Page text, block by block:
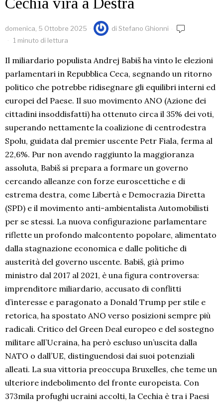
domenica, 5 Ottobre 2025 di Stefano Ghionni
1 minuto di lettura
Il miliardario populista Andrej Babiš ha vinto le elezioni
parlamentari in Repubblica Ceca, segnando un ritorno
politico che potrebbe ridisegnare gli equilibri interni ed
europei del Paese. Il suo movimento ANO (Azione dei
cittadini insoddisfatti) ha ottenuto circa il 35% dei voti,
superando nettamente la coalizione di centrodestra
Spolu, guidata dal premier uscente Petr Fiala, ferma al
22,6%. Pur non avendo raggiunto la maggioranza
assoluta, Babiš si prepara a formare un governo
cercando alleanze con forze euroscettiche e di
estrema destra, come Libertà e Democrazia Diretta
(SPD) e il movimento anti-ambientalista Automobilisti
per se stessi. La nuova configurazione parlamentare
riflette un profondo malcontento popolare, alimentato
dalla stagnazione economica e dalle politiche di
austerità del governo uscente. Babiš, già primo
ministro dal 2017 al 2021, è una figura controversa:
imprenditore miliardario, accusato di conflitti
d’interesse e paragonato a Donald Trump per stile e
retorica, ha spostato ANO verso posizioni sempre più
radicali. Critico del Green Deal europeo e del sostegno
militare all’Ucraina, ha però escluso un’uscita dalla
NATO o dall’UE, distinguendosi dai suoi potenziali
alleati. La sua vittoria preoccupa Bruxelles, che teme un
ulteriore indebolimento del fronte europeista. Con
373mila profughi ucraini accolti, la Cechia è tra i Paesi